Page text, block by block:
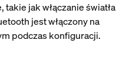
jak włączanie światła
jest włączony na
podczas konfiguracji.